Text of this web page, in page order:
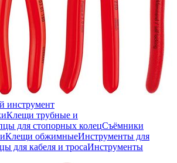
инструмент
Клещи трубные и
для стопорных колецСъёмники
Клещи обжимныеИнструменты для
для кабеля и тросаИнструменты